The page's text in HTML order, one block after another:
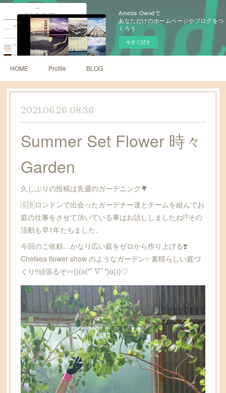
Ameba Owndで
あなただけのホームページやブログをつ
くろう
今すぐ試す
HOME Profile BLOG
2021.06.26 08:36
Summer Set Flower 時々
Garden
久しぶりの投稿は先週のガーデニング🌳
🇬🇧ロンドンで出会ったガーデナー達とチームを組んでお
庭の仕事をさせて頂いている事はお話ししましたね⁉️その
活動も早1年たちました。
今回のご依頼…かなり広い庭をゼロから作り上げる❣️
Chelsea flower show のようなガーデン✨素晴らしい庭づ
くり‼️頑張るぞ〰(((o(*ﾟ▽ﾟ*)o)))♡